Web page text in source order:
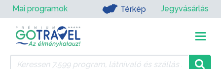
Mai programok Térkép Jegyvásárlás